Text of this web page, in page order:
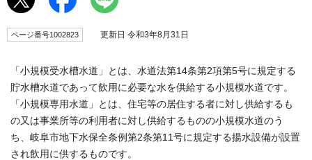
ページ番号1002823 更新日 令和3年8月31日
「小規模受水槽水道」とは、水道法第14条第2項第5号に規定する
貯水槽水道であって飲用に必要な水を供給する小規模水道です。
「小規模専用水道」とは、住宅等の居住する者に対し供給するも
の又は事業所等の利用者に対し供給するものの小規模水道のう
ち、岐阜市地下水保全条例第2条第11号に規定する揚水設備が設置
され飲用に供するものです。